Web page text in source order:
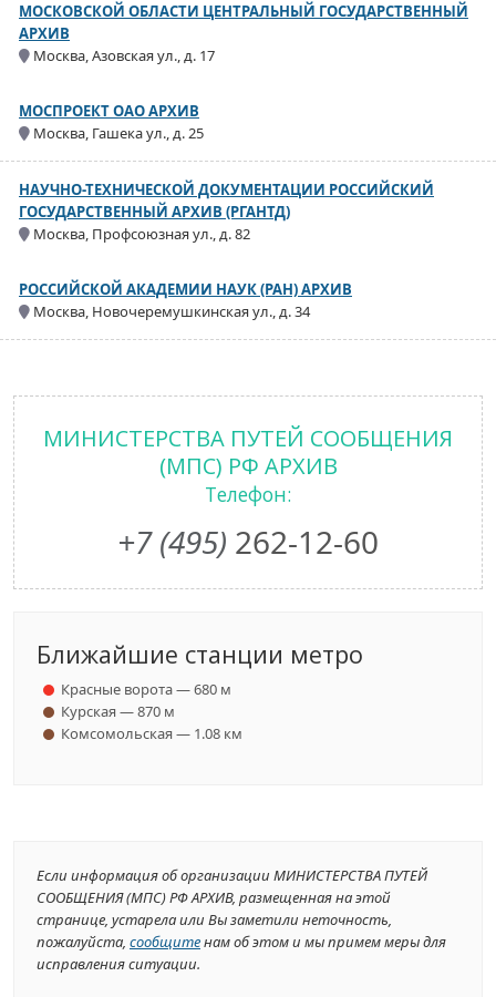
МОСКОВСКОЙ ОБЛАСТИ ЦЕНТРАЛЬНЫЙ ГОСУДАРСТВЕННЫЙ
АРХИВ
Москва, Азовская ул., д. 17
МОСПРОЕКТ ОАО АРХИВ
Москва, Гашека ул., д. 25
НАУЧНО-ТЕХНИЧЕСКОЙ ДОКУМЕНТАЦИИ РОССИЙСКИЙ
ГОСУДАРСТВЕННЫЙ АРХИВ (РГАНТД)
Москва, Профсоюзная ул., д. 82
РОССИЙСКОЙ АКАДЕМИИ НАУК (РАН) АРХИВ
Москва, Новочеремушкинская ул., д. 34
МИНИСТЕРСТВА ПУТЕЙ СООБЩЕНИЯ
(МПС) РФ АРХИВ
Телефон:
+7 (495) 262-12-60
Ближайшие станции метро
Красные ворота — 680 м
Курская — 870 м
Комсомольская — 1.08 км
Если информация об организации МИНИСТЕРСТВА ПУТЕЙ
СООБЩЕНИЯ (МПС) РФ АРХИВ, размещенная на этой
странице, устарела или Вы заметили неточность,
пожалуйста, сообщитенам об этом и мы примем меры для
исправления ситуации.